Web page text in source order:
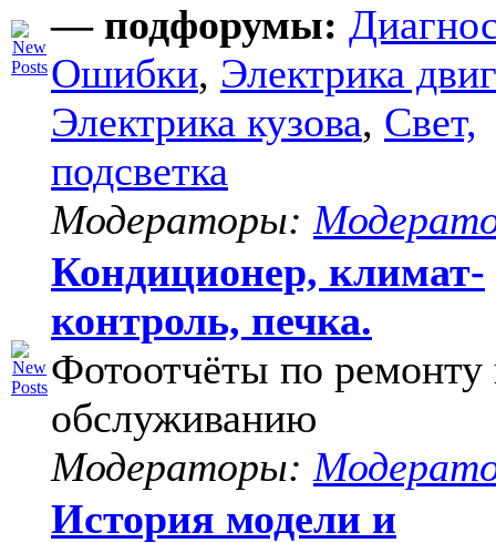
— подфорумы:
Ошибки, Электрика
Электрика кузова, Свет,
подсветка
Модераторы:
Кондиционер, климат-
контроль, печка.
Фотоотчёты по ремонту
обслуживанию
Модераторы:
История модели и